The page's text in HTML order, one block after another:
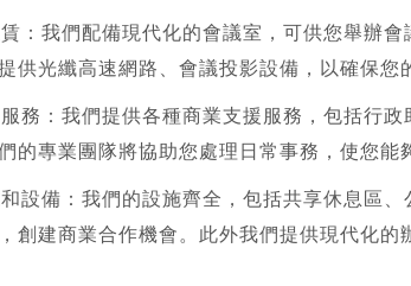
：我們配備現代化的會議室，可供您舉辦
供光纖高速網路、會議投影設備，以確保您
務：我們提供各種商業支援服務，包括行
的專業團隊將協助您處理日常事務，使您能
設備：我們的設施齊全，包括共享休息區
創建商業合作機會。此外我們提供現代化